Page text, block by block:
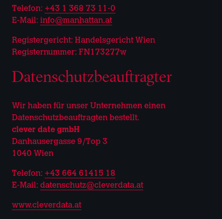
Telefon: +43 1 368 73 11-0
E-Mail: info@manhattan.at
Registergericht: Handelsgericht Wien
Registernummer: FN173277w
Datenschutzbeauftragter
Wir haben für unser Unternehmen einen
Datenschutzbeauftragten bestellt.
clever date gmbH
Danhausergasse 9/Top 3
1040 Wien
Telefon: +43 664 61415 18
E-Mail: datenschutz@cleverdata.at
www.cleverdata.at